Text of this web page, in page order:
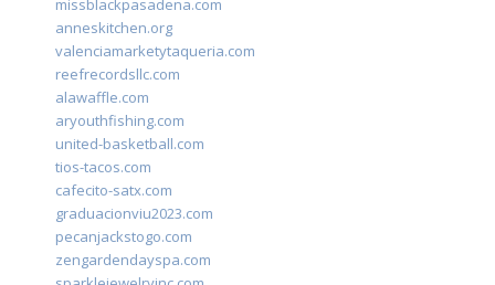
anneskitchen.org
valenciamarketytaqueria.com
reefrecordsllc.com
alawaffle.com
aryouthfishing.com
united-basketball.com
tios-tacos.com
cafecito-satx.com
graduacionviu2023.com
pecanjackstogo.com
zengardendayspa.com